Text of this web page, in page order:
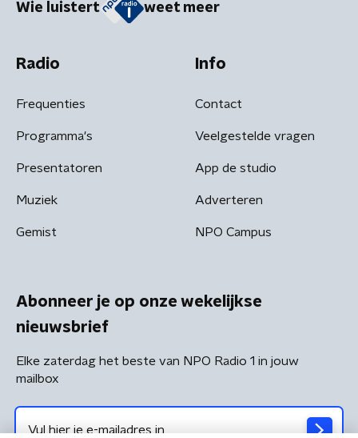
Wie luistert weet meer
Radio
Frequenties
Programma's
Presentatoren
Muziek
Gemist
Info
Contact
Veelgestelde vragen
App de studio
Adverteren
NPO Campus
Abonneer je op onze wekelijkse
nieuwsbrief
Elke zaterdag het beste van NPO Radio 1 in jouw
mailbox